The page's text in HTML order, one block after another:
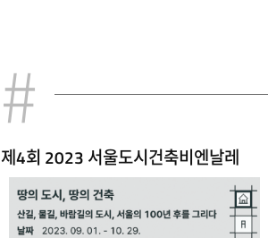
제4회 2023 서울도시건축비엔날레